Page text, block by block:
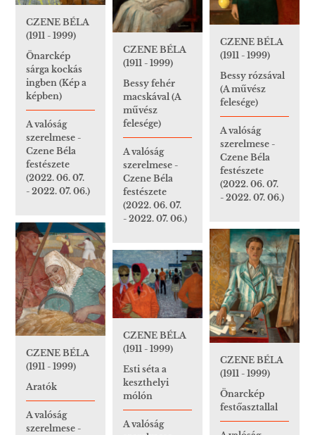
CZENE BÉLA
(1911 - 1999)
Önarckép
sárga kockás
ingben (Kép a
képben)
A valóság
szerelmese -
Czene Béla
festészete
(2022. 06. 07.
- 2022. 07. 06.)
CZENE BÉLA
(1911 - 1999)
Bessy fehér
macskával (A
művész
felesége)
A valóság
szerelmese -
Czene Béla
festészete
(2022. 06. 07.
- 2022. 07. 06.)
CZENE BÉLA
(1911 - 1999)
Bessy rózsával
(A művész
felesége)
A valóság
szerelmese -
Czene Béla
festészete
(2022. 06. 07.
- 2022. 07. 06.)
CZENE BÉLA
(1911 - 1999)
Aratók
A valóság
szerelmese -
CZENE BÉLA
(1911 - 1999)
Önarckép
festőasztallal
CZENE BÉLA
(1911 - 1999)
Esti séta a
keszthelyi
mólón
A valóság